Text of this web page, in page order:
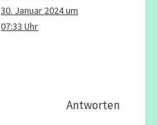
30. Januar 2024 um
07:33 Uhr
Antworten